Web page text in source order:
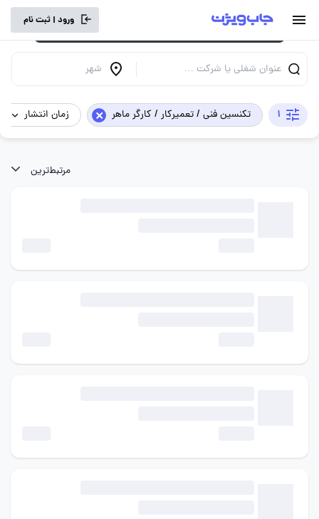
ورود | ثبت نام
عنوان شغلی یا شرکت … شهر
1 تکنسین فنی / تعمیرکار / کارگر ماهر × زمان انتشار
برای تجربه کاربری بهتر و سرعت بالاتر، vpn
خود را خاموش کنید.